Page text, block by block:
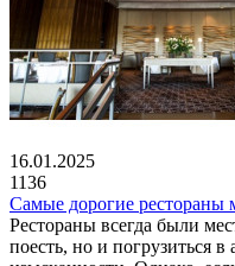
16.01.2025
1136
Самые дорогие рестораны
Рестораны всегда были
поесть, но и погрузиться